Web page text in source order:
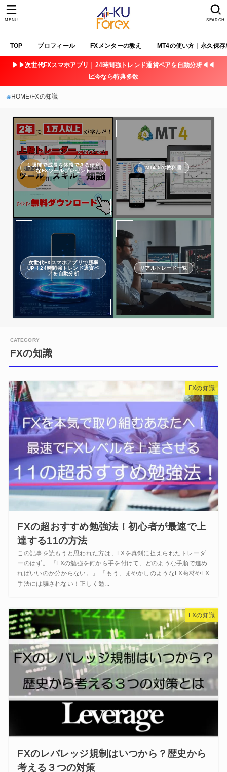
TOP プロフィール FXメンターの教え MT4の使い方｜永久保存
SEARCH
MENU
▶▶次世代FXスマホアプリ｜24時間強トレンド通貨ペアを自動分析◀◀
📈今なら特典多数
HOME FXの知識
１週間で成長を体感できる便利
なFXツールプレゼント
MT4,5の教科書
次世代FXスマホアプリで勝率
UP！24時間強トレンド通貨ペ
アを自動分析
リアルトレード一覧
FXの知識
FXの知識
FXの超おすすめ勉強法！初心者が最速で上
達する11の方法
この記事を読もうと思われた方は、FXを真剣に捉えられたトレーダ
ーのはず。 『FXの勉強を何から手を付けて、どのような手順で進め
ればいいのか分からない。』 『もう、まやかしのようなFX商材やFX
手法には騙されない！正しく勉...
FXの知識
FXのレバレッジ規制はいつから？歴史から
考える３つの対策